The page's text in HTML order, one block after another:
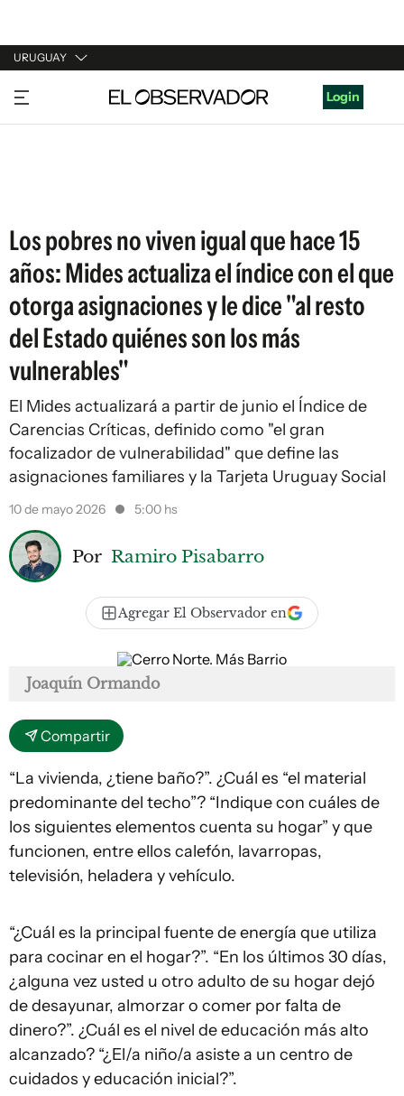
URUGUAY
URUGUAY
ARGENTINA
Login
Los pobres no viven igual que hace 15
años: Mides actualiza el índice con el que
otorga asignaciones y le dice "al resto
del Estado quiénes son los más
vulnerables"
El Mides actualizará a partir de junio el Índice de
Carencias Críticas, definido como "el gran
focalizador de vulnerabilidad" que define las
asignaciones familiares y la Tarjeta Uruguay Social
10 de mayo 2026 5:00 hs
Por Ramiro Pisabarro
Agregar El Observador en
Joaquín Ormando
Compartir
“La vivienda, ¿tiene baño?”. ¿Cuál es “el material
predominante del techo”? “Indique con cuáles de
los siguientes elementos cuenta su hogar” y que
funcionen, entre ellos calefón, lavarropas,
televisión, heladera y vehículo.
“¿Cuál es la principal fuente de energía que utiliza
para cocinar en el hogar?”. “En los últimos 30 días,
¿alguna vez usted u otro adulto de su hogar dejó
de desayunar, almorzar o comer por falta de
dinero?”. ¿Cuál es el nivel de educación más alto
alcanzado? “¿El/a niño/a asiste a un centro de
cuidados y educación inicial?”.